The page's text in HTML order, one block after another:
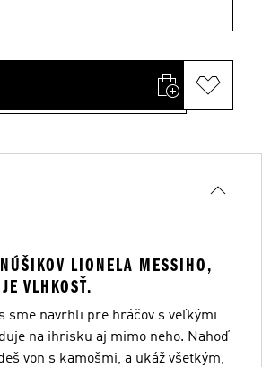
LIONELA MESSIHO,
VLHKOSŤ.
sme navrhli pre hráčov s veľkými
na ihrisku aj mimo neho. Nahoď
von s kamošmi, a ukáž všetkým,